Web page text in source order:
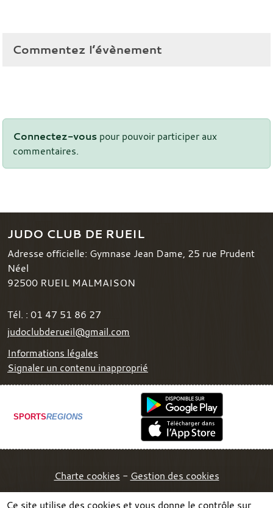
Commentez l’évènement
Connectez-vous pour pouvoir participer aux
commentaires.
JUDO CLUB DE RUEIL
Adresse officielle: Gymnase Jean Dame, 25 rue Prudent
Néel
92500 RUEIL MALMAISON
Tél. : 01 47 51 86 27
judoclubderueil@gmail.com
Informations légales
Signaler un contenu inapproprié
SPORTSREGIONS
Charte cookies Gestion des cookies
Ce site utilise des cookies et vous donne le contrôle sur